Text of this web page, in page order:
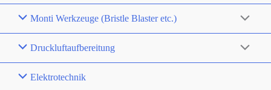
Monti Werkzeuge (Bristle Blaster etc.)
Druckluftaufbereitung
Elektrotechnik